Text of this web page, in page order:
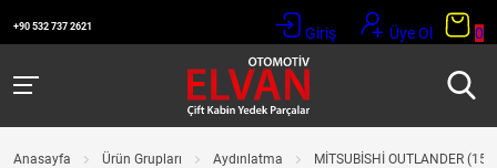
+90 532 737 2621 Giriş Üye Ol 0
Anasayfa Ürün Grupları Aydınlatma MİTSUBİSHİ OUTLANDER (15-